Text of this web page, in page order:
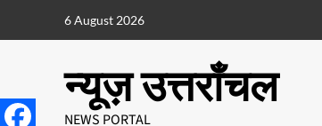
6 August 2026
न्यूज़ उत्तराँचल
NEWS PORTAL